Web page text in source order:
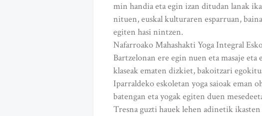
min handia eta egin izan ditudan lanak
nituen, euskal kulturaren esparruan,
egiten hasi nintzen.
Nafarroako Mahashakti Yoga Integral
Bartzelonan ere egin nuen eta masaje
klaseak ematen dizkiet, bakoitzari
Iparraldeko eskoletan yoga saioak eman
batengan eta yogak egiten duen
Tresna guzti hauek lehen adinetik